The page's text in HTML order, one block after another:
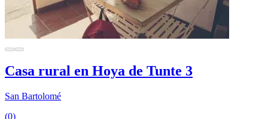
Casa rural en Hoya de Tunte 3
San Bartolomé
(0)